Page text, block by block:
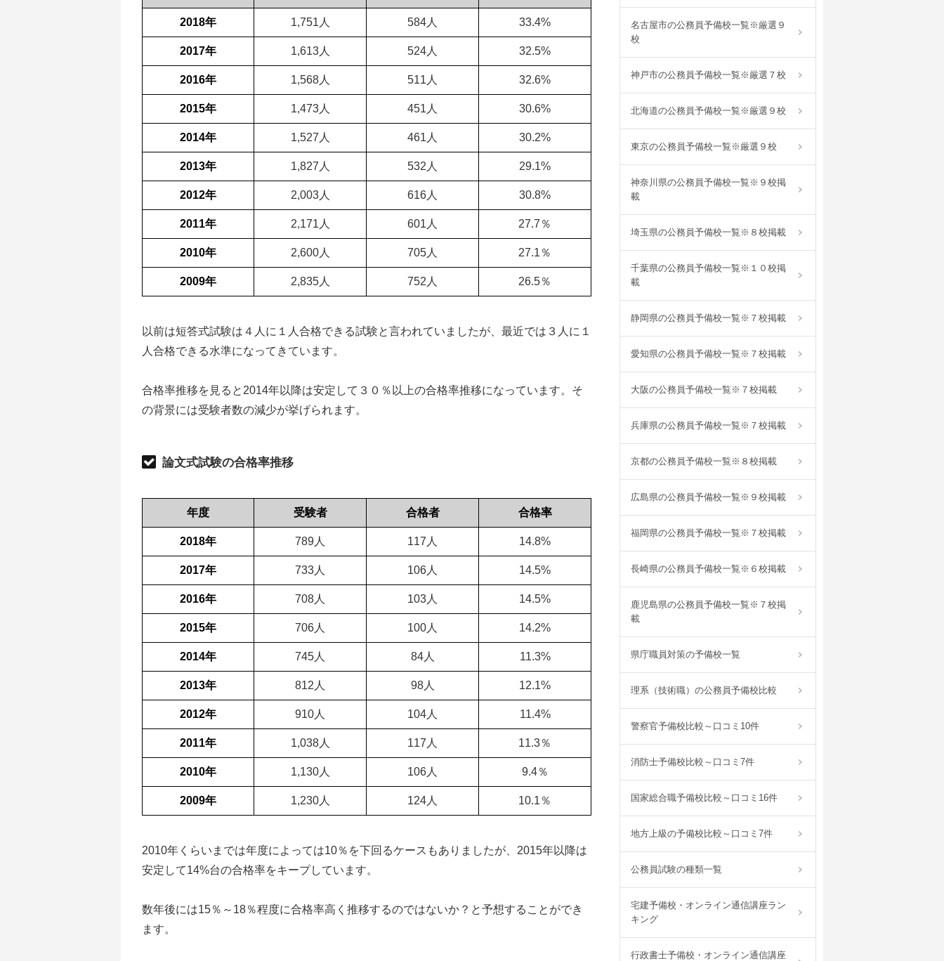
2018年 1,751人 584人 33.4%
2017年 1,613人 524人 32.5%
2016年 1,568人 511人 32.6%
2015年 1,473人 451人 30.6%
2014年 1,527人 461人 30.2%
2013年 1,827人 532人 29.1%
2012年 2,003人 616人 30.8%
2011年 2,171人 601人 27.7％
2010年 2,600人 705人 27.1％
2009年 2,835人 752人 26.5％
以前は短答式試験は４人に１人合格できる試験と言われていましたが、最近では３人に１
人合格できる水準になってきています。
合格率推移を見ると2014年以降は安定して３０％以上の合格率推移になっています。そ
の背景には受験者数の減少が挙げられます。
論文式試験の合格率推移
年度 受験者 合格者 合格率
2018年 789人 117人 14.8%
2017年 733人 106人 14.5%
2016年 708人 103人 14.5%
2015年 706人 100人 14.2%
2014年 745人 84人 11.3%
2013年 812人 98人 12.1%
2012年 910人 104人 11.4%
2011年 1,038人 117人 11.3％
2010年 1,130人 106人 9.4％
2009年 1,230人 124人 10.1％
2010年くらいまでは年度によっては10％を下回るケースもありましたが、2015年以降は
安定して14%台の合格率をキープしています。
数年後には15％～18％程度に合格率高く推移するのではないか？と予想することができ
ます。
名古屋市の公務員予備校一覧※厳選９
校
神戸市の公務員予備校一覧※厳選７校
北海道の公務員予備校一覧※厳選９校
東京の公務員予備校一覧※厳選９校
神奈川県の公務員予備校一覧※９校掲
載
埼玉県の公務員予備校一覧※８校掲載
千葉県の公務員予備校一覧※１０校掲
載
静岡県の公務員予備校一覧※７校掲載
愛知県の公務員予備校一覧※７校掲載
大阪の公務員予備校一覧※７校掲載
兵庫県の公務員予備校一覧※７校掲載
京都の公務員予備校一覧※８校掲載
広島県の公務員予備校一覧※９校掲載
福岡県の公務員予備校一覧※７校掲載
長崎県の公務員予備校一覧※６校掲載
鹿児島県の公務員予備校一覧※７校掲
載
県庁職員対策の予備校一覧
理系（技術職）の公務員予備校比較
警察官予備校比較～口コミ10件
消防士予備校比較～口コミ7件
国家総合職予備校比較～口コミ16件
地方上級の予備校比較～口コミ7件
公務員試験の種類一覧
宅建予備校・オンライン通信講座ラン
キング
行政書士予備校・オンライン通信講座